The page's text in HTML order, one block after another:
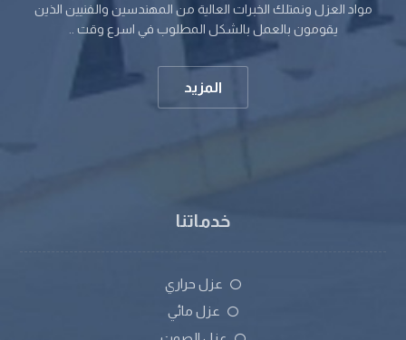
مواد العزل ونمتلك الخبرات العالية من المهندسين والفنيين الذين
يقومون بالعمل بالشكل المطلوب في اسرع وقت ..
المزيد
خدماتنا
عزل حراري
عزل مائي